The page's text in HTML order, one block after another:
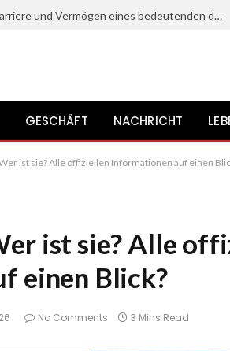
Heinz Bennent: Leben, Karriere und Vermögen eines bedeutenden deutschen Schauspielers?
GESCHÄFT NACHRICHT
ist sie? Alle offiziellen Informationen auf einen
ist sie? Alle
einen Blick?
No Comments 3 Mins Read